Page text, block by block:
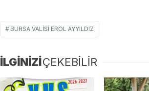
BURSA VALISI EROL AYYILDIZ
İLGİNİZİÇEKEBİLİR